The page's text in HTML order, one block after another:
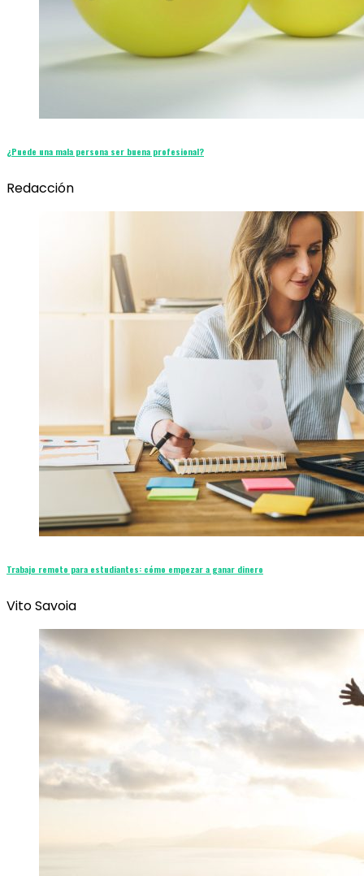
¿Puede una mala persona ser buena profesional?
Redacción
Trabajo remoto para estudiantes: cómo empezar a ganar dinero
Vito Savoia